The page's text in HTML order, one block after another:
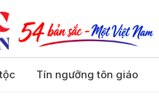
Tín ngưỡng tôn giáo